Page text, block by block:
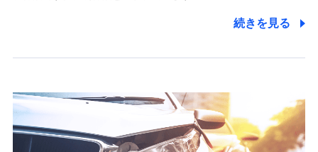
【共同して利用される利用データの項目】
当社又は株式会社NTTドコモがサービス提供等を通じて取得
した、以下の情報などの個人データ
続きを見る